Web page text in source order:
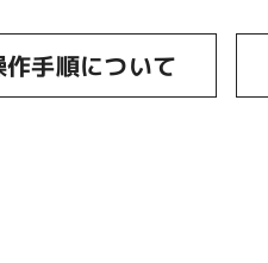
作手順について